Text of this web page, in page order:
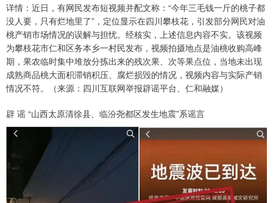
详情：近日，有网民发布短视频并配文称：“今年三毛钱一斤的桃子都
没人要，只有烂地里了”，定位显示在四川攀枝花，引发部分网民对油
桃产销市场情况的误解与担忧。经核实，上述信息内容不实。该视频
为攀枝花市仁和区务本乡一村民发布，视频拍摄地点是油桃收购高峰
期，果农临时集中堆放分拣出来的残次果、次等果点位，当地未出现
成熟商品桃大面积滞销积压、腐烂损毁的情况，视频内容与实际产销
情况不符。（来源：四川互联网举报辟谣平台、仁和融媒）
辟 谣 “山西太原清徐县、临汾尧都区发生地震”系谣言